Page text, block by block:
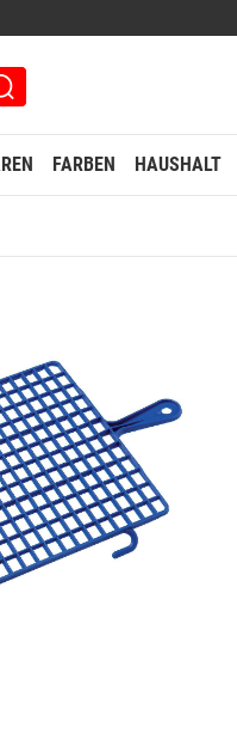
FARBEN HAUSHALT